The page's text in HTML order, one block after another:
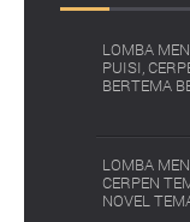
LOMBA
PUISI,
BERTEMA
LOMBA
CERPEN
NOVEL